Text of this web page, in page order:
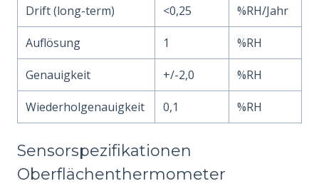
Drift (long-term) <0,25 %RH/Jahr
Auflösung 1 %RH
Genauigkeit +/-2,0 %RH
Wiederholgenauigkeit 0,1 %RH
Sensorspezifikationen
Oberflächenthermometer